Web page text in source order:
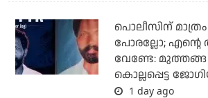
പൊലീസിന് മാത്രം
പോരല്ലോ; എന്റെ
വേണ്ടേ: മുത്തങ്ങ
കൊല്ലപ്പെട്ട
1 day ago